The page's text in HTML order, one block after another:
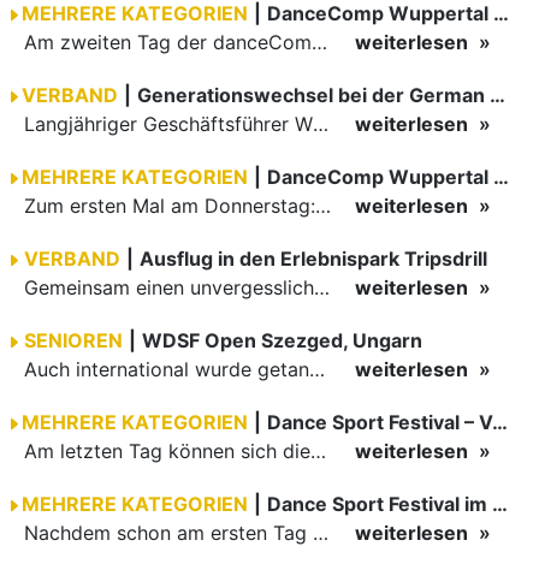
MEHRERE KATEGORIEN
DanceComp Wuppertal 2026
Am zweiten Tag der danceComp starteten die Turniere im großen Saal. Den Auftakt machte das größte Feld des Wochenendes: Im WDSF Open Senior III Standard gingen 141 Paare aufs Parkett.
weiterlesen
VERBAND
Generationswechsel bei der German Open Championships…
Langjähriger Geschäftsführer Wilfried Scheible übergibt Verantwortung an Stephen Harnisch und Bernd Roßnagel Stuttgart, den 30. Juni 2026.
weiterlesen
MEHRERE KATEGORIEN
DanceComp Wuppertal 2026
Zum ersten Mal am Donnerstag: erster Tag der danceComp
weiterlesen
VERBAND
Ausflug in den Erlebnispark Tripsdrill
Gemeinsam einen unvergesslichen Tag erleben
weiterlesen
SENIOREN
WDSF Open Szezged, Ungarn
Auch international wurde getanzt in Ungarn am vergangenen Wochenende
weiterlesen
MEHRERE KATEGORIEN
Dance Sport Festival – Volles Haus
Am letzten Tag können sich die Besucher des Dance Sport Festivals erneut auf internationale Festivalatmosphäre freuen. Die knapp 1200 Aktiven vertreten mit Deutschland 43 Nationen. Mit Paaren aus 15…
weiterlesen
MEHRERE KATEGORIEN
Dance Sport Festival im WM-Fieber
Nachdem schon am ersten Tag zumindest im Hansesaal WM-Stimmung vom Feinsten herrschte, werden am Samstag nicht nur Tänzerinnen und Tänzer der Junioren die Stimmung ordentlich anheizen. Es erwartet alle -…
weiterlesen